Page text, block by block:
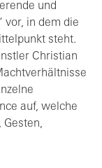
und
vor, in dem die
steht.
Christian
auf, welche